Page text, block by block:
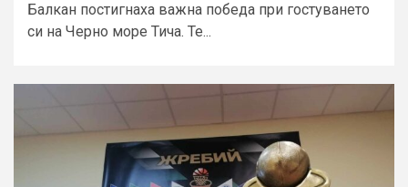
Балкан постигнаха важна победа при гостуването
си на Черно море Тича. Те...